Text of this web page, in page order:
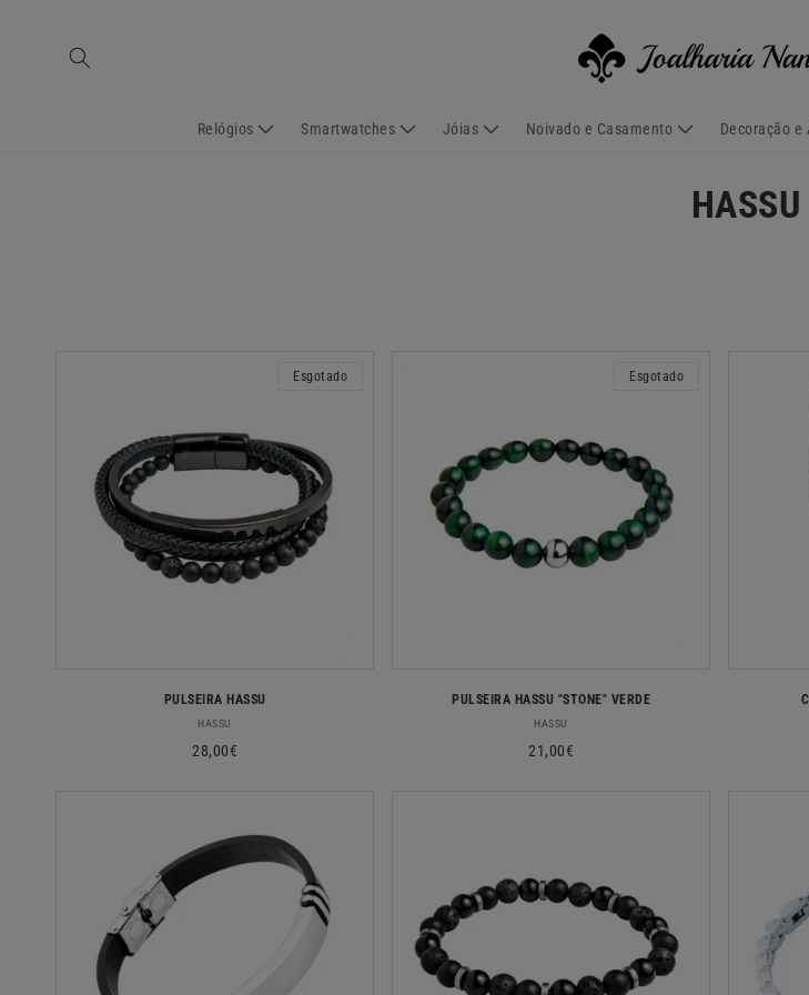
conteúdo
Relógios Smartwatches Jóias Noivado e Casamento Decoração e
C
HASSU
Esgotado
PULSEIRA HASSU
Fornecedor:
HASSU
Preço
28,00€
Esgotado
PULSEIRA HASSU "STONE" VERDE
Fornecedor:
HASSU
Preço
21,00€